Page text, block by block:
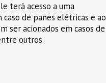
terá acesso a uma
caso de panes elétricas e ao
ser acionados em casos de
outros.